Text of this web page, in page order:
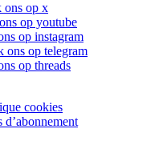
ons op x
op youtube
op instagram
ons op telegram
op threads
cookies